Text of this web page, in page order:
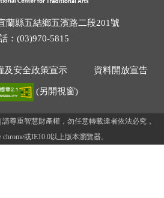
蘭縣五結鄉五濱路二段201號
：(03)970-5815
及安全政策宣示 資料開放宣告
(另開視窗)
尊重智慧財產權，勿任意轉載違者依法必究，
或IE10.0以上版本瀏覽器。